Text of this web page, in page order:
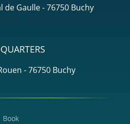
de Gaulle - 76750 Buchy
- 76750 Buchy
Book